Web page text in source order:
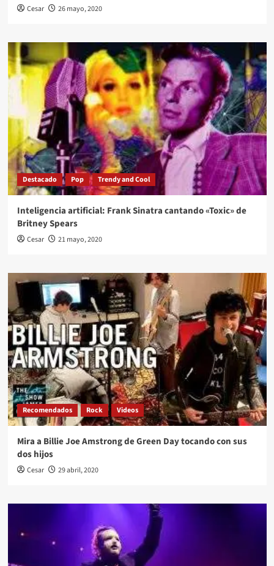
Cesar 26 mayo, 2020
Destacado Pop Trendy and Cool
Inteligencia artificial: Frank Sinatra cantando «Toxic» de
Britney Spears
Cesar 21 mayo, 2020
Recomendados Rock Videos
Mira a Billie Joe Amstrong de Green Day tocando con sus
dos hijos
Cesar 29 abril, 2020